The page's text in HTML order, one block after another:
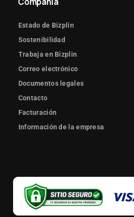
Estado de Bizplin
Sostenibilidad
Trabaja en Bizplin
Correo electrónico
Documentos legales
Contacto
Facturación
Información de la empresa